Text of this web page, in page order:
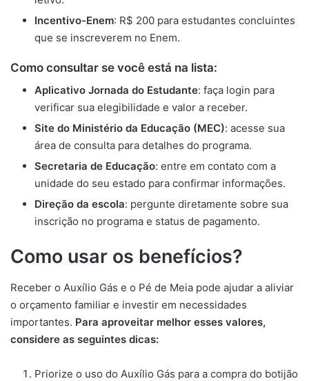
Incentivo-Enem: R$ 200 para estudantes concluintes
que se inscreverem no Enem.
Como consultar se você está na lista:
Aplicativo Jornada do Estudante: faça login para
verificar sua elegibilidade e valor a receber.
Site do Ministério da Educação (MEC): acesse sua
área de consulta para detalhes do programa.
Secretaria de Educação: entre em contato com a
unidade do seu estado para confirmar informações.
Direção da escola: pergunte diretamente sobre sua
inscrição no programa e status de pagamento.
Como usar os benefícios?
Receber o Auxílio Gás e o Pé de Meia pode ajudar a aliviar
o orçamento familiar e investir em necessidades
importantes. Para aproveitar melhor esses valores,
considere as seguintes dicas:
Priorize o uso do Auxílio Gás para a compra do botijão